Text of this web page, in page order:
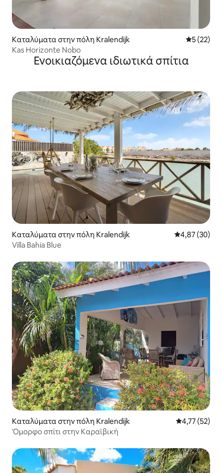
Καταλύματα στην πόλη Kralendijk Μέση
5 (22)
Kas Horizonte Nobo
Ενοικιαζόμενα ιδιωτικά σπίτια
Καταλύματα στην πόλη Kralendijk Μέση
4,87 (30)
Villa Bahia Blue
Καταλύματα στην πόλη Kralendijk Μέση
4,77 (52)
Όμορφο σπίτι στην Καραϊβική